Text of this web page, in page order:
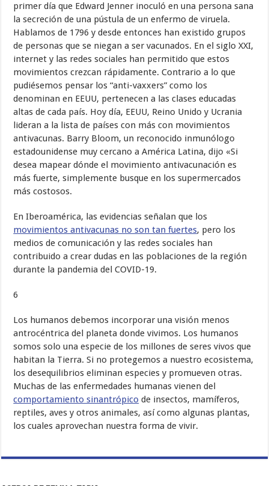
primer día que Edward Jenner inoculó en una persona sana
la secreción de una pústula de un enfermo de viruela.
Hablamos de 1796 y desde entonces han existido grupos
de personas que se niegan a ser vacunados. En el siglo XXI,
internet y las redes sociales han permitido que estos
movimientos crezcan rápidamente. Contrario a lo que
pudiésemos pensar los “anti-vaxxers” como los
denominan en EEUU, pertenecen a las clases educadas
altas de cada país. Hoy día, EEUU, Reino Unido y Ucrania
lideran a la lista de países con más con movimientos
antivacunas. Barry Bloom, un reconocido inmunólogo
estadounidense muy cercano a América Latina, dijo «Si
desea mapear dónde el movimiento antivacunación es
más fuerte, simplemente busque en los supermercados
más costosos.
En Iberoamérica, las evidencias señalan que los
movimientos antivacunas no son tan fuertes, pero los
medios de comunicación y las redes sociales han
contribuido a crear dudas en las poblaciones de la región
durante la pandemia del COVID-19.
6
Los humanos debemos incorporar una visión menos
antrocéntrica del planeta donde vivimos. Los humanos
somos solo una especie de los millones de seres vivos que
habitan la Tierra. Si no protegemos a nuestro ecosistema,
los desequilibrios eliminan especies y promueven otras.
Muchas de las enfermedades humanas vienen del
comportamiento sinantrópico de insectos, mamíferos,
reptiles, aves y otros animales, así como algunas plantas,
los cuales aprovechan nuestra forma de vivir.